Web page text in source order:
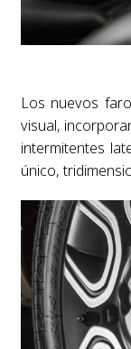
Los nuevos
visual,
intermitentes
único,